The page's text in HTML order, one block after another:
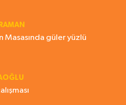
Masasında güler yüzlü